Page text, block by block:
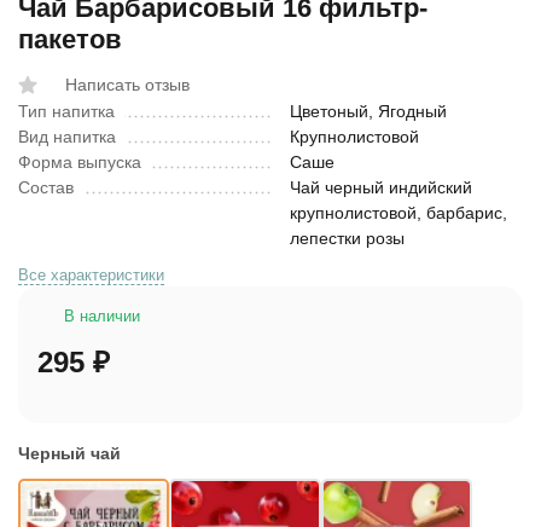
Чай Барбарисовый 16 фильтр-
пакетов
Написать отзыв
Тип напитка
Цветоный, Ягодный
Вид напитка
Крупнолистовой
Форма выпуска
Саше
Состав
Чай черный индийский
крупнолистовой, барбарис,
лепестки розы
Все характеристики
В наличии
295 ₽
Черный чай